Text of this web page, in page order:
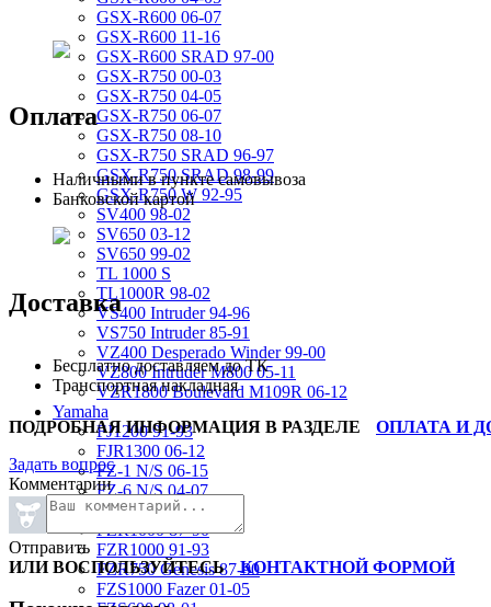
GSX-R600 06-07
GSX-R600 11-16
GSX-R600 SRAD 97-00
GSX-R750 00-03
GSX-R750 04-05
GSX-R750 06-07
GSX-R750 08-10
GSX-R750 SRAD 96-97
GSX-R750 SRAD 98-99
GSX-R750 W 92-95
SV400 98-02
SV650 03-12
SV650 99-02
TL 1000 S
TL1000R 98-02
VS400 Intruder 94-96
VS750 Intruder 85-91
VZ400 Desperado Winder 99-00
VZ800 Intruder M800 05-11
VZR1800 Boulevard M109R 06-12
Yamaha
FJ1200 91-93
FJR1300 06-12
FZ-1 N/S 06-15
FZ-6 N/S 04-07
FZR 400 90-94
FZR1000 87-90
FZR1000 91-93
FZR750 Genesis 87-90
FZS1000 Fazer 01-05
Оплата
Наличными в пункте самовывоза
Банковской картой
Доставка
Бесплатно доставляем до ТК
Транспортная накладная
ПОДРОБНАЯ ИНФОРМАЦИЯ В РАЗДЕЛЕ
ОПЛАТА И
Задать вопрос
Комментарии
Отправить
ИЛИ ВОСПОЛЬЗУЙТЕСЬ
КОНТАКТНОЙ ФОРМОЙ